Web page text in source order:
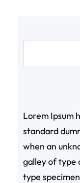
Lorem Ipsum
standard
when an
galley of type
type